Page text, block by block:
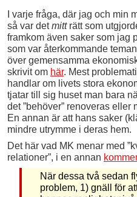
I varje fråga, där jag och min
så var detmitträtt som
framkom även saker som jag
som var återkommande
över gemensamma
skrivit om här. Mest
handlar om livets stora
tjatar till sig huset man bara
det ”behöver” renoveras eller
En annan är att hans saker
mindre utrymme i deras hem.
Det här vad MK menar med
relationer”, i en annan
När dessa två sedan
problem, 1) gnäll för